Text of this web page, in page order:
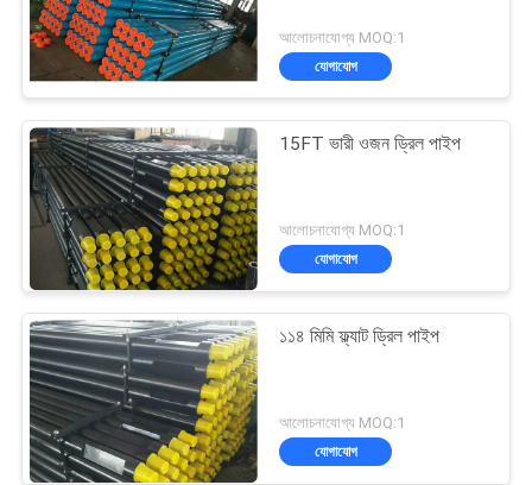
আলোচনাযোগ্য MOQ:1
যোগাযোগ
15FT ভারী ওজন ড্রিল পাইপ
আলোচনাযোগ্য MOQ:1
যোগাযোগ
১১৪ মিমি ফ্ল্যাট ড্রিল পাইপ
আলোচনাযোগ্য MOQ:1
যোগাযোগ